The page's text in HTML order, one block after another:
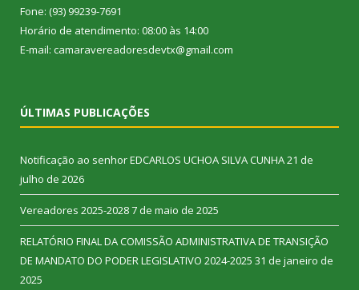
Fone: (93) 99239-7691
Horário de atendimento: 08:00 às 14:00
E-mail: camaravereadoresdevtx@gmail.com
ÚLTIMAS PUBLICAÇÕES
Notificação ao senhor EDCARLOS UCHOA SILVA CUNHA21 de
julho de 2026
Vereadores 2025-20287 de maio de 2025
RELATÓRIO FINAL DA COMISSÃO ADMINISTRATIVA DE TRANSIÇÃO
DE MANDATO DO PODER LEGISLATIVO 2024-2025 31 de janeiro de
2025